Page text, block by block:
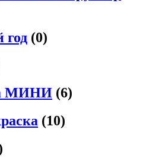
(0)
МИНИ (6)
(10)